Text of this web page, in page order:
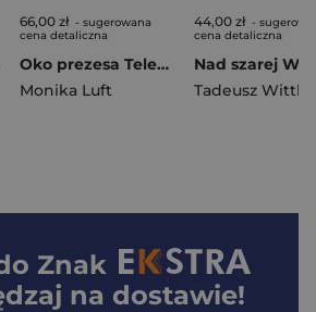
66,00 zł - sugerowana
cena detaliczna
Oko prezesa Telewizja PRL od Sokorskiego do Drawicza
Monika Luft
44,00 zł -
cena detaliczna
Tadeusz Wittlin
Znak
na dostawie!